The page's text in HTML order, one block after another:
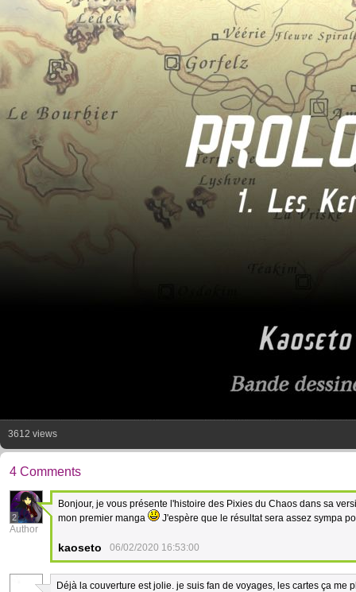
3612 views
4 Comments
2
Author
Bonjour, je vous présente l'histoire des Pixies du Chaos dans sa
mon premier manga
J'espère que le résultat sera assez sympa
kaoseto 06/02/2020 16:53:00
Déjà la couverture est jolie. je suis fan de voyages, les cartes ça me